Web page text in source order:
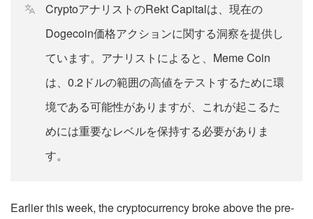
CryptoアナリストのRekt Capitalは、現在の
Dogecoin価格アクションに関する洞察を提供し
ています。アナリストによると、Meme Coin
は、0.2ドルの範囲の高値をテストするために環
境である可能性がありますが、これが起こるた
めには重要なレベルを保持する必要がありま
す。
Earlier this week, the cryptocurrency broke above the pre-